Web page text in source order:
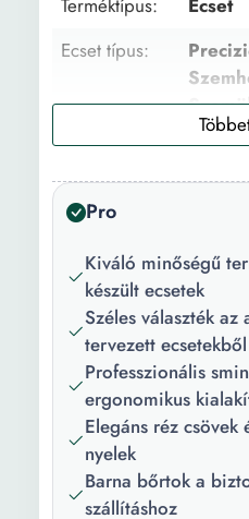
Terméktípus:
Ecset
Ecset típus:
Szett:
Használat:
Pro
Kiváló minőségű
készült ecsetek
Széles választék az
tervezett ecsetekből
Professzionális
ergonomikus
Elegáns réz csövek
nyelek
Barna bőrtok a
szállításhoz